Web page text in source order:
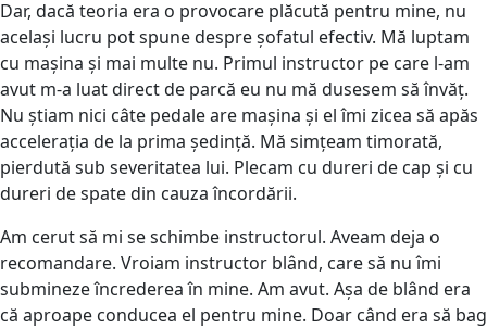
Dar, dacă teoria era o provocare plăcută pentru mine, nu
același lucru pot spune despre șofatul efectiv. Mă luptam
cu mașina și mai multe nu. Primul instructor pe care l-am
avut m-a luat direct de parcă eu nu mă dusesem să învăț.
Nu știam nici câte pedale are mașina și el îmi zicea să apăs
accelerația de la prima ședință. Mă simțeam timorată,
pierdută sub severitatea lui. Plecam cu dureri de cap și cu
dureri de spate din cauza încordării.
Am cerut să mi se schimbe instructorul. Aveam deja o
recomandare. Vroiam instructor blând, care să nu îmi
submineze încrederea în mine. Am avut. Așa de blând era
că aproape conducea el pentru mine. Doar când era să bag